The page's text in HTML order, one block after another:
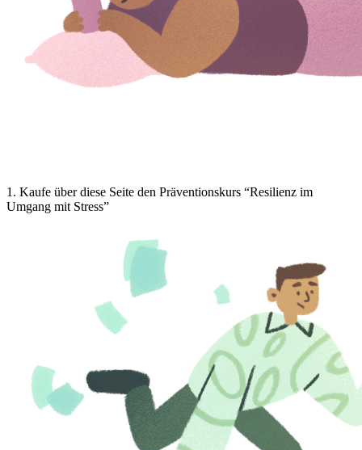
1 . Kaufe über diese Seite den Präventionskurs “Resilienz im
Umgang mit Stress”